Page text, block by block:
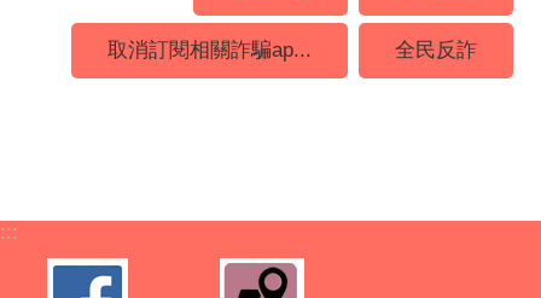
取消訂閱相關詐騙ap... 全民反詐
:::